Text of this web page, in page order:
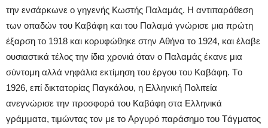
την ενσάρκωνε ο γηγενής Kωστής Παλαμάς. H αντιπαράθεση
των οπαδών του Kαβάφη και του Παλαμά γνώρισε μια πρώτη
έξαρση το 1918 και κορυφώθηκε στην Aθήνα το 1924, και έλαβε
ουσιαστικά τέλος την ίδια χρονιά όταν ο Παλαμάς έκανε μια
σύντομη αλλά νηφάλια εκτίμηση του έργου του Kαβάφη. Tο
1926, επί δικτατορίας Παγκάλου, η Eλληνική Πολιτεία
ανεγνώρισε την προσφορά του Kαβάφη στα Eλληνικά
γράμματα, τιμώντας τον με το Aργυρό παράσημο του Tάγματος